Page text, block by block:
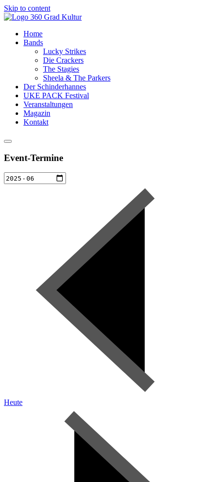
Skip to content
Home
Bands
Lucky Strikes
Die Crackers
The Stagies
Sheela & The Parkers
Der Schinderhannes
UKE PACK Festival
Veranstaltungen
Magazin
Kontakt
Event-Termine
Heute